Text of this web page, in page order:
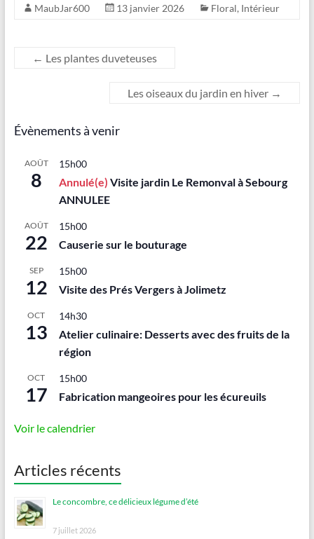
MaubJar600 13 janvier 2026 Floral, Intérieur
← Les plantes duveteuses
Les oiseaux du jardin en hiver →
Évènements à venir
AOÛT
8
15h00
Annulé(e) Visite jardin Le Remonval à Sebourg
ANNULEE
AOÛT
22
15h00
Causerie sur le bouturage
SEP
12
15h00
Visite des Prés Vergers à Jolimetz
OCT
13
14h30
Atelier culinaire: Desserts avec des fruits de la
région
OCT
17
15h00
Fabrication mangeoires pour les écureuils
Voir le calendrier
Articles récents
Le concombre, ce délicieux légume d’été
7 juillet 2026